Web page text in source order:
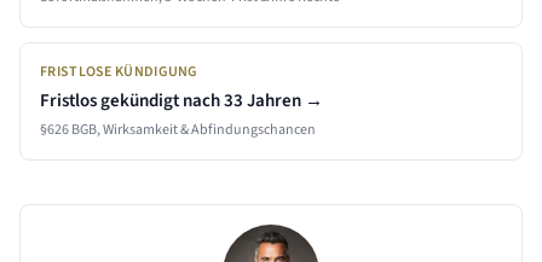
FRISTLOSE KÜNDIGUNG
Fristlos gekündigt nach33 Jahren →
§626 BGB, Wirksamkeit & Abfindungschancen